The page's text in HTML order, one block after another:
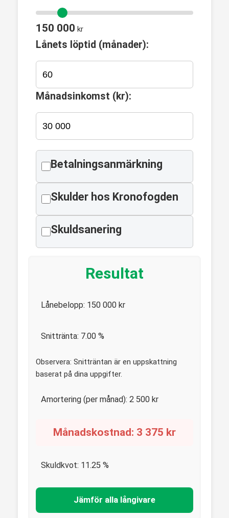
150 000 kr
Lånets löptid (månader):
Månadsinkomst (kr):
Betalningsanmärkning
Skulder hos Kronofogden
Skuldsanering
Resultat
Lånebelopp: 150 000 kr
Snittränta: 7.00 %
Observera: Snitträntan är en uppskattning
baserat på dina uppgifter.
Amortering (per månad): 2 500 kr
Månadskostnad: 3 375 kr
Skuldkvot: 11.25 %
Jämför alla långivare